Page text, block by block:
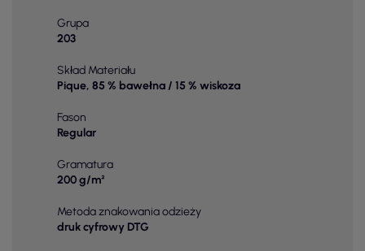
Grupa
203
Skład Materiału
Pique, 85 % bawełna / 15 % wiskoza
Fason
Regular
Gramatura
200 g/m²
Metoda znakowania odzieży
druk cyfrowy DTG